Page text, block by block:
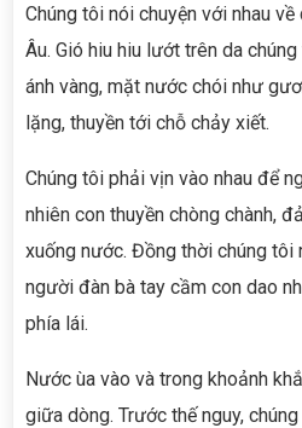
Chúng tôi nói chuyện với nhau
Âu. Gió hiu hiu lướt trên da
ánh vàng, mặt nước chói như
lặng, thuyền tới chỗ chảy xiết.
Chúng tôi phải vịn vào nhau để
nhiên con thuyền chòng chành,
xuống nước. Đồng thời chúng tôi
người đàn bà tay cầm con dao
phía lái.
Nước ùa vào và trong khoảnh
giữa dòng. Trước thế nguy,